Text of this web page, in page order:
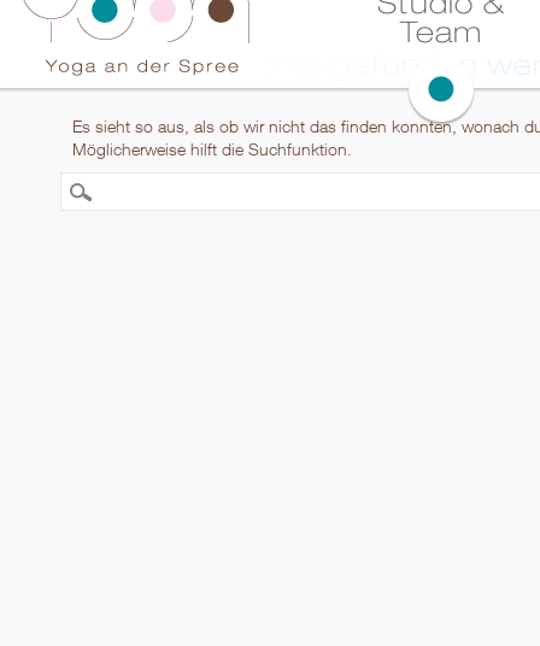
springen
Team
Es konnte nichts gefunden
Es sieht so aus, als ob wir nicht das finden konnten, wonach
Möglicherweise hilft die Suchfunktion.